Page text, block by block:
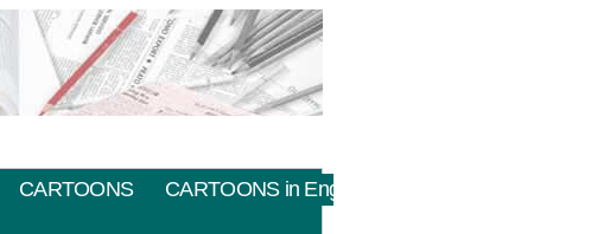
CARTOONS CARTOONS in English